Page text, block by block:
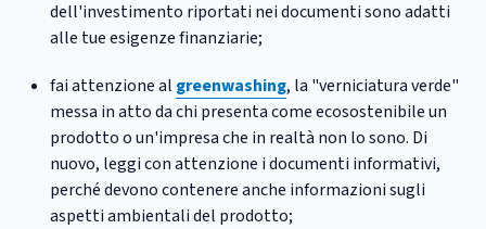
dell'investimento riportati nei documenti sono adatti
alle tue esigenze finanziarie;
fai attenzione al greenwashing, la "verniciatura verde"
messa in atto da chi presenta come ecosostenibile un
prodotto o un'impresa che in realtà non lo sono. Di
nuovo, leggi con attenzione i documenti informativi,
perché devono contenere anche informazioni sugli
aspetti ambientali del prodotto;